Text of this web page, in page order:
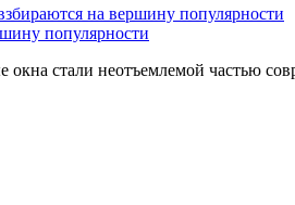
на вершину популярности
популярности
окна стали неотъемлемой частью